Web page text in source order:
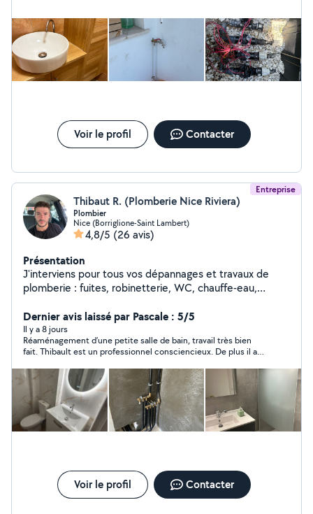
Voir le profil Contacter
Entreprise
Thibaut R. (Plomberie Nice Riviera)
Plombier
Nice (Borriglione-Saint Lambert)
4,8/5 (26 avis)
Présentation
J'interviens pour tous vos dépannages et travaux de
plomberie : fuites, robinetterie, WC, chauffe-eau,
et soigné, devis clair avant intervention, tarifs honnêtes
et adaptés à votre budget. Réactif et à l'écoute, je
privilégie toujours des solutions durables. Disponible
rapidement sur Nice et alentours.
Dernier avis laissé par Pascale : 5/5
Il y a 8 jours
Réaménagement d’une petite salle de bain, travail très bien
fait. Thibault est un professionnel consciencieux. De plus il a
imprévu de fuite d’eau au niveau des toilettes. Ses tarifs sont
raisonnables. Je recommande à 100% sans aucun doute.
Voir le profil Contacter